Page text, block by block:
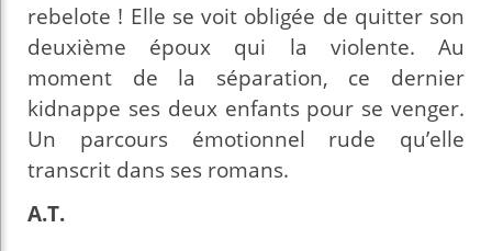
rebelote ! Elle se voit obligée de quitter son
deuxième époux qui la violente. Au
moment de la séparation, ce dernier
kidnappe ses deux enfants pour se venger.
Un parcours émotionnel rude qu’elle
transcrit dans ses romans.
A.T.